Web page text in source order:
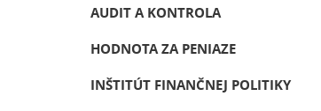
AUDIT A KONTROLA
HODNOTA ZA PENIAZE
INŠTITÚT FINANČNEJ POLITIKY